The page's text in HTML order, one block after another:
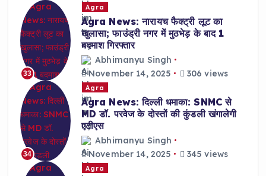
33
Agra
Agra News: नारायच फैक्ट्री लूट का
खुलासा; फाउंड्री नगर में मुठभेड़ के बाद 1
बदमाश गिरफ्तार
Abhimanyu Singh
November 14, 2025
306 views
34
Agra
Agra News: दिल्ली धमाका: SNMC से
MD डॉ. परवेज के दोस्तों की कुंडली खंगालेगी
एटीएस
Abhimanyu Singh
November 14, 2025
345 views
Agra